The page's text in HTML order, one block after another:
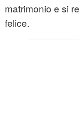
matrimonio e si
felice.